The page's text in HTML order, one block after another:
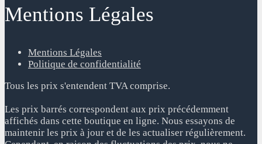
Mentions Légales
Mentions Légales
Politique de confidentialité
Tous les prix s'entendent TVA comprise.
Les prix barrés correspondent aux prix précédemment
affichés dans cette boutique en ligne. Nous essayons de
maintenir les prix à jour et de les actualiser régulièrement.